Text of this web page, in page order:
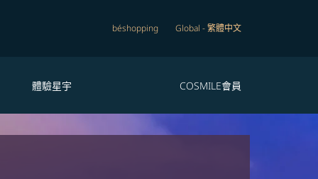
béshopping Global -繁體中文
體驗星宇 COSMILE會員